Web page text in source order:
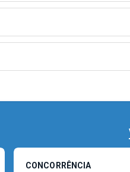
CONCORRÊNCIA